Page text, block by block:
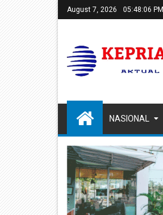
August 7, 2026 05:48:07 PM
NASIONAL